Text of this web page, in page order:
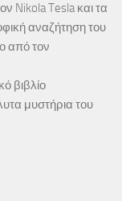
Nikola Tesla και τα
αναζήτηση του
από τον
βιβλίο
μυστήρια του